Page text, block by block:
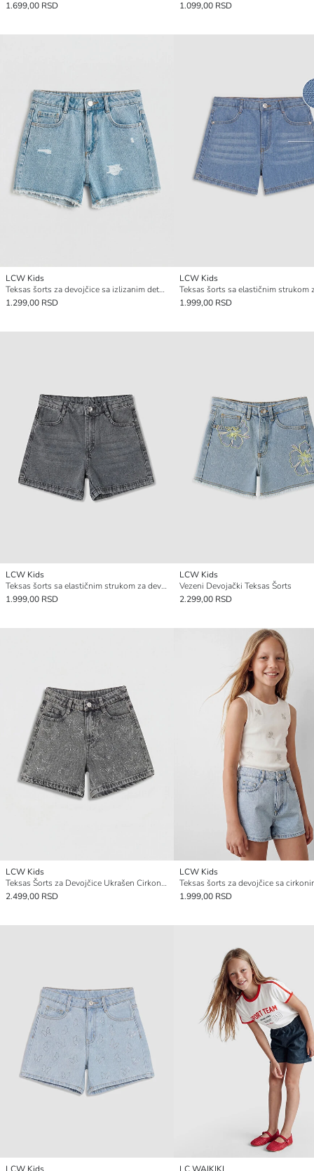
1.699,00 RSD
1.099,00 RSD
LCW Kids
Teksas šorts za devojčice sa izlizanim detaljima
1.299,00 RSD
LCW Kids
1.999,00 RSD
LCW Kids
Teksas šorts sa elastičnim strukom za devojčice
1.999,00 RSD
LCW Kids
Vezeni Devojački Teksas Šorts
2.299,00 RSD
LCW Kids
Teksas Šorts za Devojčice Ukrašen Cirkonima
2.499,00 RSD
LCW Kids
Teksas šorts za devojčice sa
1.999,00 RSD
LCW Kids LC WAIKIKI